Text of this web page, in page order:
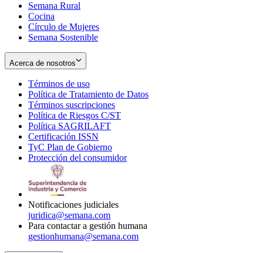
Semana Rural
Cocina
Círculo de Mujeres
Semana Sostenible
Acerca de nosotros
Términos de uso
in
new
window
Política de Tratamiento de Datos
Términos suscripciones
in
Política de Riesgos C/ST
Política SAGRILAFT
new
window
Certificación ISSN
in
new
TyC Plan de Gobierno
in
Protección del consumidorOpens
Notificaciones judiciales
juridica@semana.com
Para contactar a gestión humana
gestionhumana@semana.com